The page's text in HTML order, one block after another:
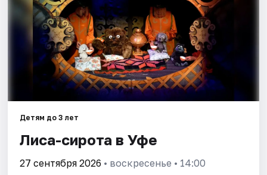
Экскурсии
Спорт
События
Города
Площадки
Детям до 3 лет
Лиса-сирота в Уфе
27 сентября 2026 • воскресенье • 14:00